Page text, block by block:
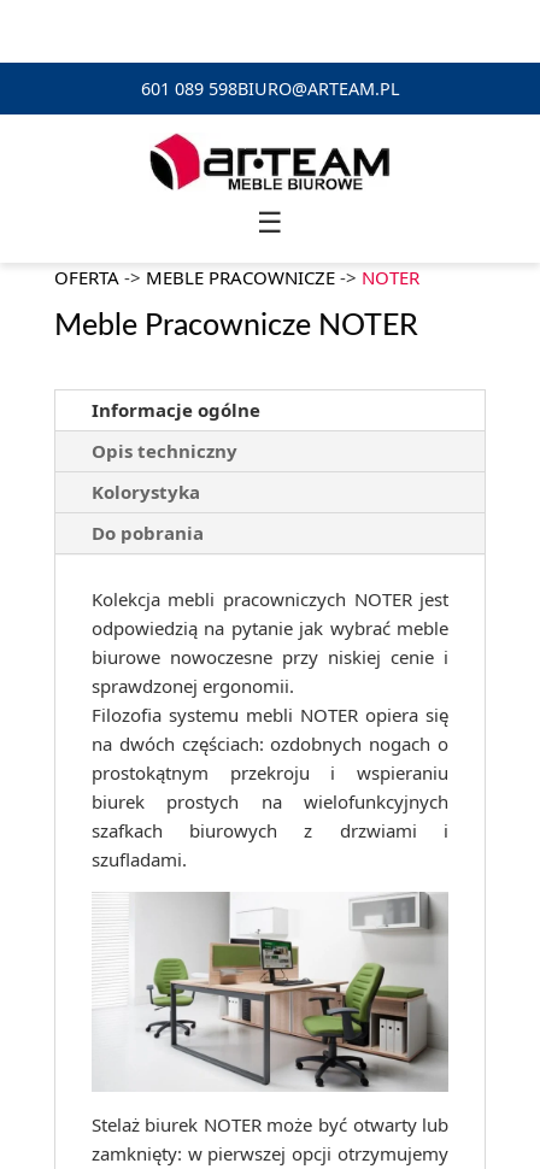
601 089 598BIURO@ARTEAM.PL
☰
OFERTA -> MEBLE PRACOWNICZE -> NOTER
Meble Pracownicze NOTER
Informacje ogólne
Opis techniczny
Kolorystyka
Do pobrania
Kolekcja mebli pracowniczych NOTER jest
odpowiedzią na pytanie jak wybrać meble
biurowe nowoczesne przy niskiej cenie i
sprawdzonej ergonomii.
Filozofia systemu mebli NOTER opiera się
na dwóch częściach: ozdobnych nogach o
prostokątnym przekroju i wspieraniu
biurek prostych na wielofunkcyjnych
szafkach biurowych z drzwiami i
szufladami.
Stelaż biurek NOTER może być otwarty lub
zamknięty: w pierwszej opcji otrzymujemy